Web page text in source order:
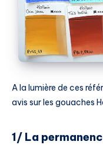
A la lumière de ces
avis sur les gouaches
1/ La